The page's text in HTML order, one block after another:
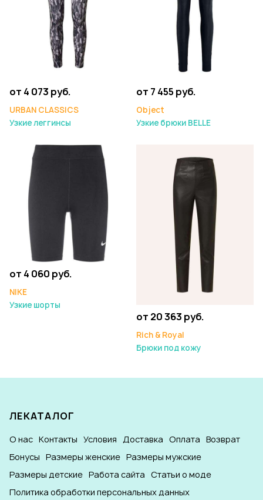
от 4 073 руб.
URBAN CLASSICS
Узкие леггинсы
от 7 455 руб.
Object
Узкие брюки BELLE
от 4 060 руб.
NIKE
Узкие шорты
от 20 363 руб.
Rich & Royal
Брюки под кожу
ЛЕКАТАЛОГ
О нас Контакты Условия Доставка Оплата Возврат
Бонусы Размеры женские Размеры мужские
Размеры детские Работа сайта Статьи о моде
Политика обработки персональных данных